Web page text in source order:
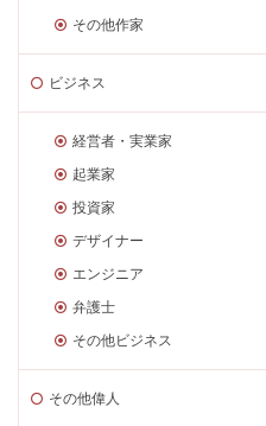
その他作家
ビジネス
経営者・実業家
起業家
投資家
デザイナー
エンジニア
弁護士
その他ビジネス
その他偉人